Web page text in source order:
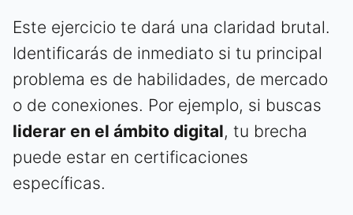
Este ejercicio te dará una claridad brutal.
Identificarás de inmediato si tu principal
problema es de habilidades, de mercado
o de conexiones. Por ejemplo, si buscas
liderar en el ámbito digital, tu brecha
puede estar en certificaciones
específicas.